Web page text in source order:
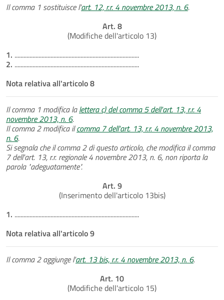
Il comma 1 sostituisce l'art. 12, r.r. 4 novembre 2013, n. 6.
Art. 8
(Modifiche dell'articolo 13)
1. ...................................................................................
2. ...................................................................................
Nota relativa all'articolo 8
Il comma 1 modifica lalettera c) del comma 5 dell'art. 13, r.r. 4
novembre 2013, n. 6.
Il comma 2 modifica ilcomma 7 dell'art. 13, r.r. 4 novembre 2013,
n. 6.
Si segnala che il comma 2 di questo articolo, che modifica il comma
7 dell'art. 13, r.r. regionale 4 novembre 2013, n. 6, non riporta la
parola "adeguatamente".
Art. 9
(Inserimento dell'articolo 13bis)
1. ...................................................................................
Nota relativa all'articolo 9
Il comma 2 aggiunge l'art. 13 bis, r.r. 4 novembre 2013, n. 6.
Art. 10
(Modifiche dell'articolo 15)